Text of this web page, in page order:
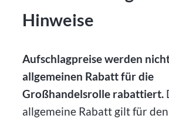
Hinweise
Aufschlagpreise werden
allgemeinen Rabatt für die
Großhandelsrolle rabattiert.
allgemeine Rabatt gilt für den